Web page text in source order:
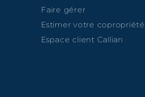
Faire gérer
Estimer votre copropriété
Espace client Callian